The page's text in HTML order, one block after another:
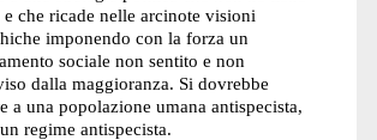
e che ricade nelle arcinote visioni
imponendo con la forza un
sociale non sentito e non
dalla maggioranza. Si dovrebbe
a una popolazione umana antispecista,
regime antispecista.